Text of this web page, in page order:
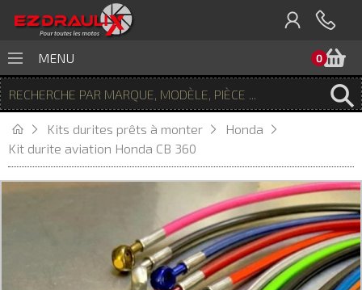
0
MENU
Kits durites prêts à monter
Honda
Kit durite aviation Honda CB 360